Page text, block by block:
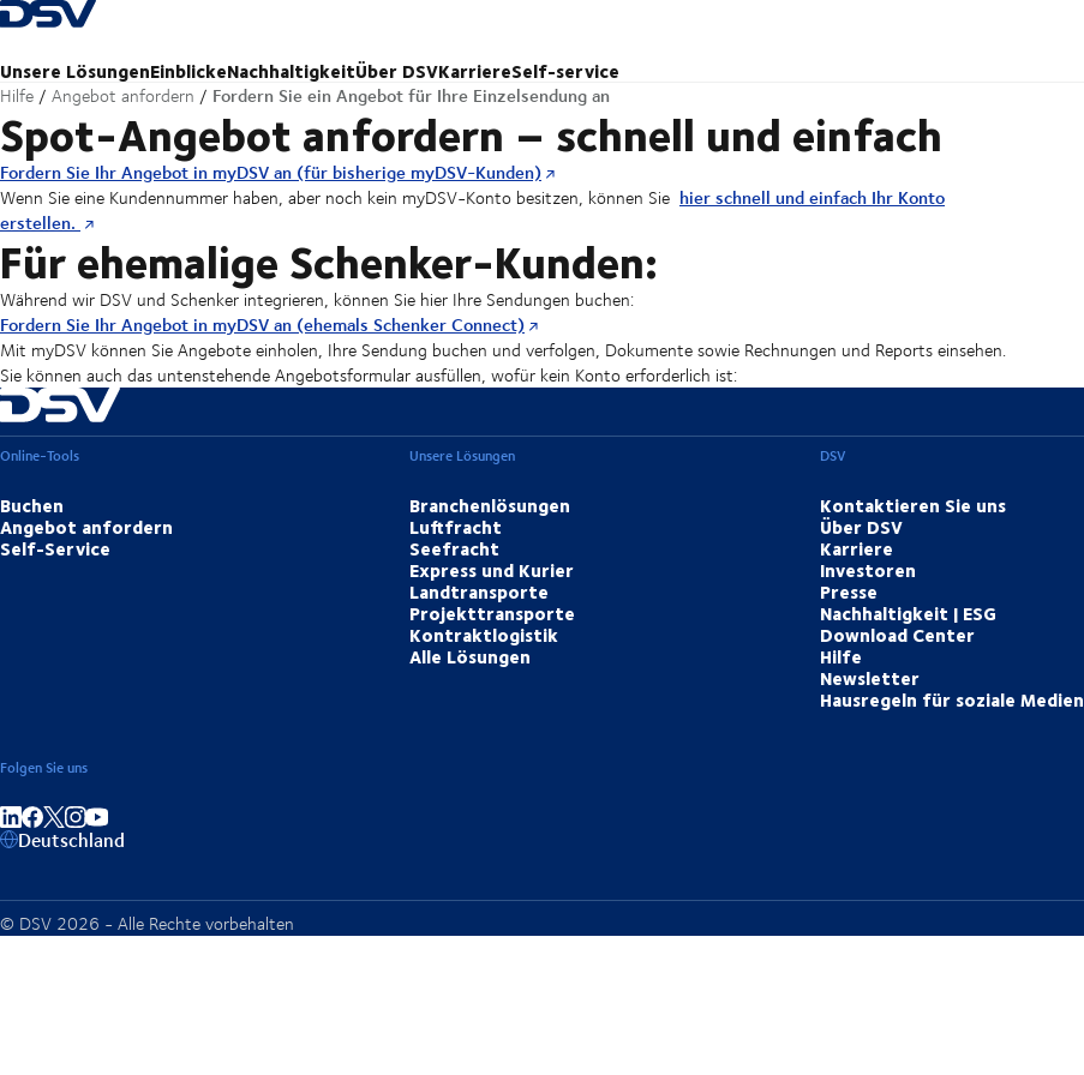
Zurück zur Startseite
Unsere LösungenEinblickeNachhaltigkeitÜber DSVKarriereSelf-service
Hilfe Angebot anfordern Fordern Sie ein Angebot für Ihre Einzelsendung an
Spot-Angebot anfordern – schnell und einfach
Fordern Sie Ihr Angebot in myDSV an (für bisherige myDSV-Kunden)
Wenn Sie eine Kundennummer haben, aber noch kein myDSV-Konto besitzen, können Sie hier schnell und einfach Ihr Konto
erstellen.
Für ehemalige Schenker-Kunden:
Während wir DSV und Schenker integrieren, können Sie hier Ihre Sendungen buchen:
Fordern Sie Ihr Angebot in myDSV an (ehemals Schenker Connect)
Mit myDSV können Sie Angebote einholen, Ihre Sendung buchen und verfolgen, Dokumente sowie Rechnungen und Reports einsehen.
Sie können auch das untenstehende Angebotsformular ausfüllen, wofür kein Konto erforderlich ist:
Online-Tools
Buchen
Angebot anfordern
Self-Service
Unsere Lösungen
Branchenlösungen
Luftfracht
Seefracht
Express und Kurier
Landtransporte
Projekttransporte
Kontraktlogistik
Alle Lösungen
DSV
Kontaktieren Sie uns
Über DSV
Karriere
Investoren
Presse
Nachhaltigkeit | ESG
Download Center
Hilfe
Newsletter
Hausregeln für soziale Medien
Folgen Sie uns
Auf LinkedIn teilen
Auf Facebook teilen
Auf Instagram teilen
Auf YouTube teilen
Deutschland
© DSV 2026 - Alle Rechte vorbehalten